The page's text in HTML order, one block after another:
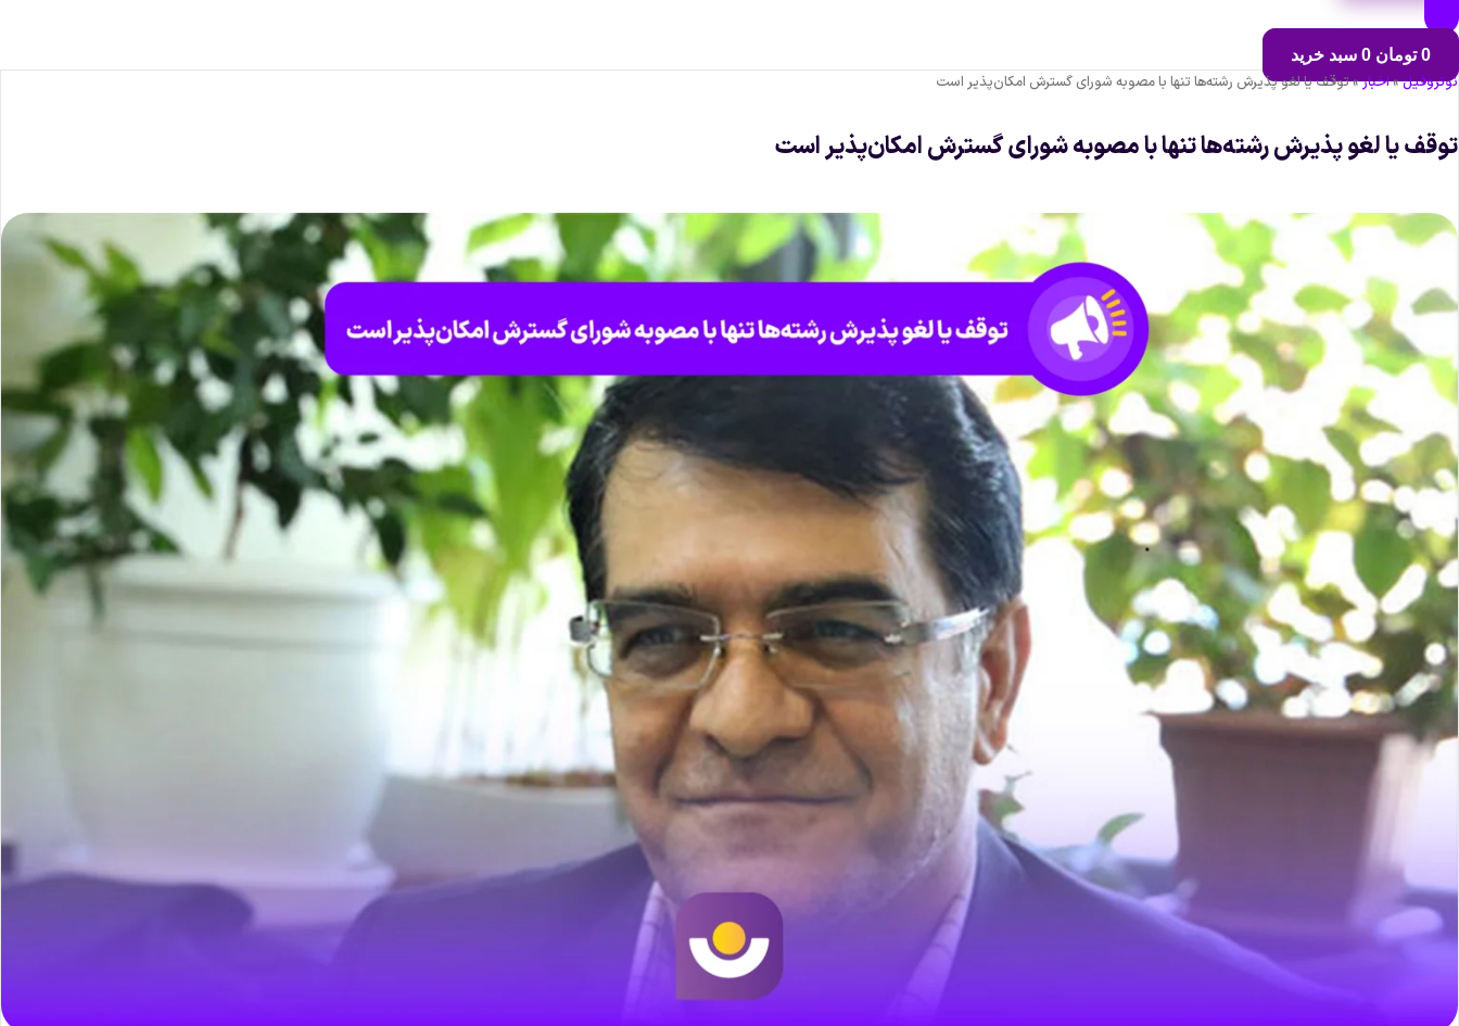
0 تومان 0 سبد خرید
نوتروفیل»اخبار»توقف یا لغو پذیرش رشته‌ها تنها با مصوبه شورای گسترش امکان‌پذیر است
توقف یا لغو پذیرش رشته‌ها تنها با مصوبه شورای گسترش امکان‌پذیر است